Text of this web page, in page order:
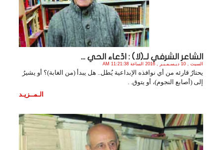
الشاعر الشرفي لــ(لا) : ادّعاء الحي ...
السبت , 10 ديـسـمـبـر , 2016 الساعة 11:21:38 AM
يحتارُ قارئه من أي نوافذه الإبداعية يُطل.. هل يبدأ (من الغابة)؟ أو يشيرُ
إلى (أصابع النجوم)، أو يتوق. .
الـمــزيـد